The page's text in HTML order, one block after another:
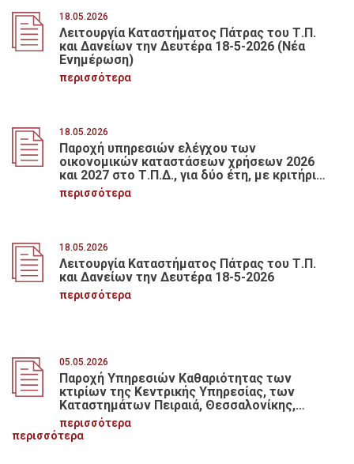
18.05.2026
Λειτουργία Καταστήματος Πάτρας του Τ.Π.
και Δανείων την Δευτέρα 18-5-2026 (Νέα
Ενημέρωση)
περισσότερα
18.05.2026
Παροχή υπηρεσιών ελέγχου των
οικονομικών καταστάσεων χρήσεων 2026
και 2027 στο Τ.Π.Δ., για δύο έτη, με κριτήριο
κατακύρωσης την πλέον συμφέρουσα από
οικονομική άποψη προσφορά βάσει τιμής,
περισσότερα
18.05.2026
Λειτουργία Καταστήματος Πάτρας του Τ.Π.
και Δανείων την Δευτέρα 18-5-2026
περισσότερα
05.05.2026
Παροχή Υπηρεσιών Καθαριότητας των
κτιρίων της Κεντρικής Υπηρεσίας, των
Καταστημάτων Πειραιά, Θεσσαλονίκης,
Πάτρας και του κτιρίου επί της οδού
Πατησίων του Τ.Π. & Δανείων
περισσότερα
περισσότερα